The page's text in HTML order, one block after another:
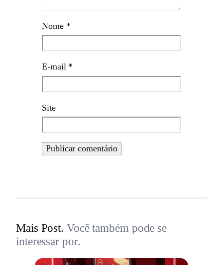
Nome *
E-mail *
Site
Mais Post. Você também pode se
interessar por.